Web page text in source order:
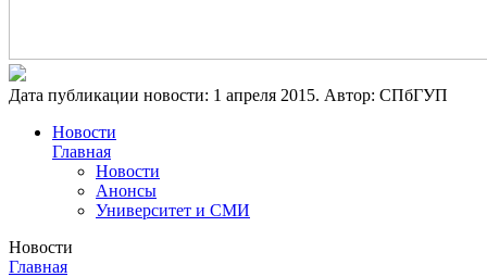
Дата публикации новости: 1 апреля 2015. Автор: СПбГУП
Новости
Главная
Новости
Анонсы
Университет и СМИ
Новости
Главная